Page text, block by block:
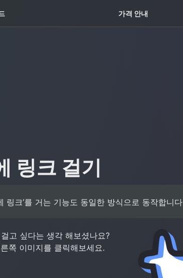
가격 안내
링크 걸기
링크’를 거는 기능도 동일한 방식으로 동작합니다
고 싶다는 생각 해보셨나요?
쪽 이미지를 클릭해보세요.